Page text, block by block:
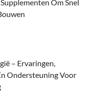
Om Snel
– Ervaringen,
Ondersteuning Voor